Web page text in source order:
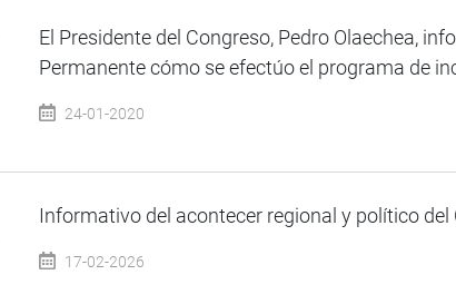
El Presidente del Congreso, Pedro Olaechea,
Permanente cómo se efectúo el programa de
24-01-2020
Informativo del acontecer regional y político del
17-02-2026